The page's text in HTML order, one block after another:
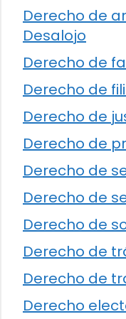
Derecho de
Desalojo
Derecho de
Derecho de
Derecho de
Derecho de
Derecho de
Derecho de
Derecho de
Derecho de
Derecho de
Derecho